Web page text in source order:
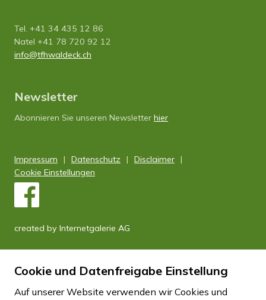
Tel. +41 34 435 12 86
Natel +41 78 720 92 12
info
tfhwaldeck.ch
Newsletter
Abonnieren Sie unseren Newsletter hier
Impressum Datenschutz
Disclaimer
Cookie Einstellungen
created by Internetgalerie AG
Cookie und Datenfreigabe Einstellung
Auf unserer Website verwenden wir Cookies und